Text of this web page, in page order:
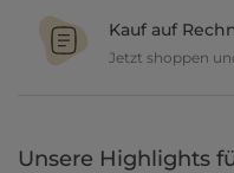
und lasse dich inspirieren.
Kauf auf
Jetzt shoppen
Unsere Highlights